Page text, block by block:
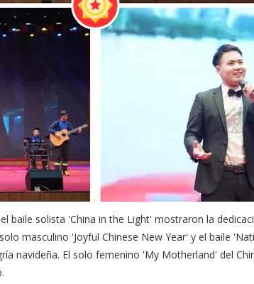
baile solista 'China in the Light' mostraron la
masculino 'Joyful Chinese New Year' y el baile
navideña. El solo femenino 'My Motherland' del